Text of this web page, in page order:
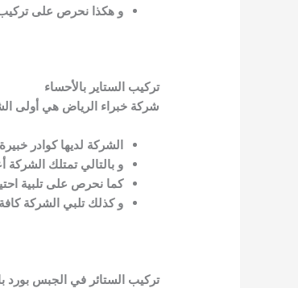
و هكذا نحرص على تركيب
تركيب الستاير بالأحساء
شركة خبراء الرياض هي أولى
الشركة لديها كوادر
و بالتالي تمتلك الشركة
كما نحرص على تلبية
و كذلك تلبي الشركة
تركيب الستائر في الجبس بورد